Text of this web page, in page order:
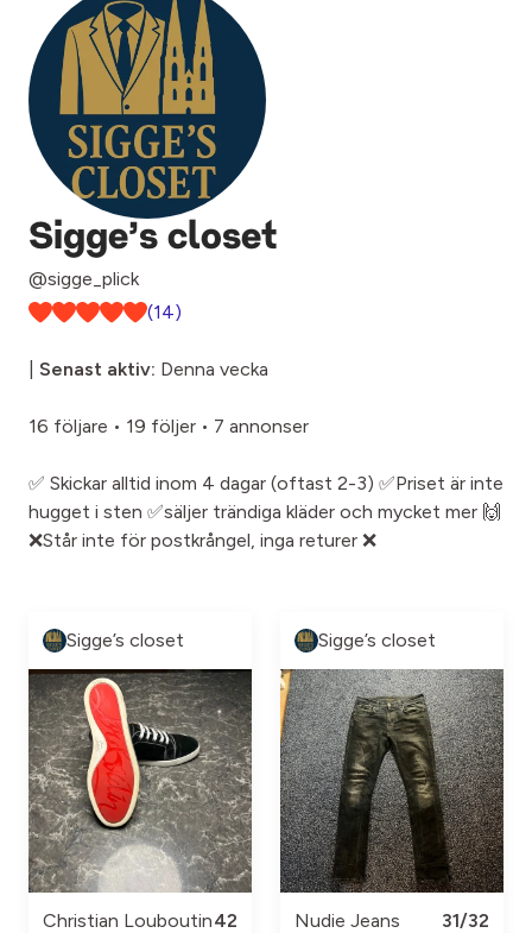
Sigge’s closet
@sigge_plick
(14)
Senast aktiv: Denna vecka
16 följare • 19 följer • 7 annonser
✅ Skickar alltid inom 4 dagar (oftast 2-3) ✅Priset är inte
hugget i sten ✅säljer trändiga kläder och mycket mer 🙌
❌Står inte för postkrångel, inga returer ❌
Sigge’s closet
Christian Louboutin42
Sigge’s closet
Nudie Jeans
31/32